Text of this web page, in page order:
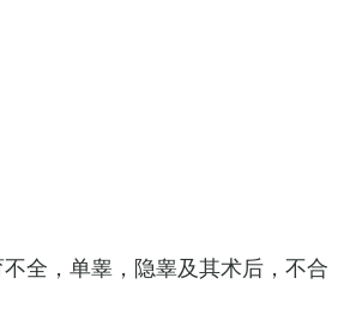
全，单睾，隐睾及其术后，不合